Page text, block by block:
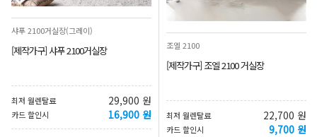
샤푸 2100거실장(그레이)
[제작가구] 샤푸 2100거실장
최저 월렌탈료 29,900 원
카드 할인시 16,900 원
조엘 2100
[제작가구] 조엘 2100 거실장
최저 월렌탈료 22,700 원
카드 할인시 9,700 원